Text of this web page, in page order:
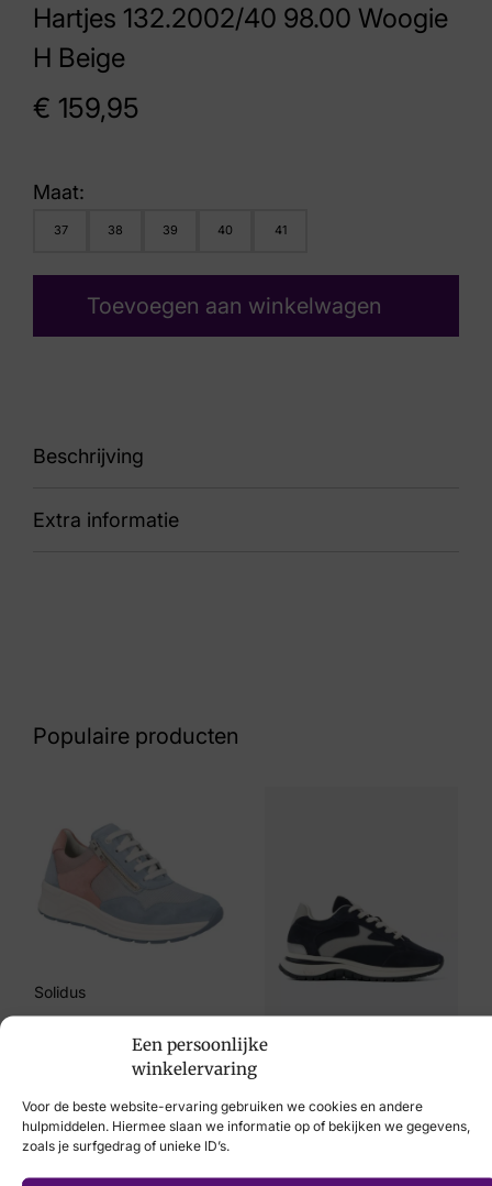
Een persoonlijke
winkelervaring
Voor de beste website-ervaring gebruiken we cookies en andere
hulpmiddelen. Hiermee slaan we informatie op of bekijken we gegevens,
zoals je surfgedrag of unieke ID’s.
Hartjes 132.2002/40 98.00 Woogie
H Beige
€ 159,95
Maat:
37 38 39 40 41
Toevoegen aan winkelwagen
Beschrijving
132.2002/40 98.00 Woogie H
Extra informatie
Merk
Artikelnummer
132.2002/40 98.00 Woogie H
Breedtemaat
Populaire producten
Solidus
VIA VAI